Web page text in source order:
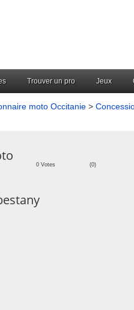
Trouver un pro Jeux
moto Occitanie >
0 Votes (0)